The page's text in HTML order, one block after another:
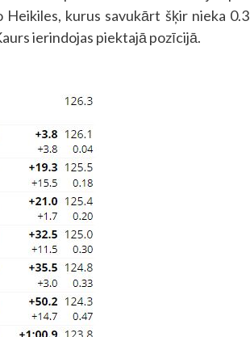
kurus savukārt šķir nieka 0.3
ierindojas piektajā pozīcijā.